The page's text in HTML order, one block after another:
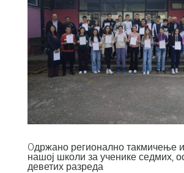
Oдржано регионално такмичење
нашој школи за ученике седмих,
деветих разреда